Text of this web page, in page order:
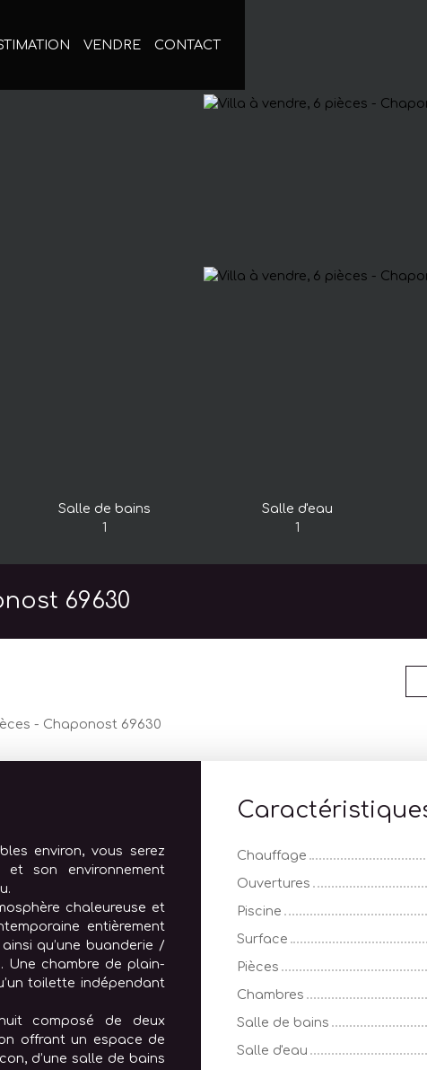
VENDRE CONTACT
Salle de bains
1
Salle d'eau
1
69630
- Chaponost 69630
environ, vous serez
son environnement
chaleureuse et
entièrement
qu’une buanderie /
Une chambre de plain-
toilette indépendant
composé de deux
offrant un espace de
d’une salle de bains
Chauffage
Ouvertures
Piscine
Surface
Pièces
Chambres
Salle de bains
Salle d'eau